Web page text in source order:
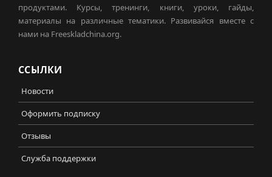
продуктами. Курсы, тренинги, книги, уроки, гайды,
материалы на различные тематики. Развивайся вместе с
нами на Freeskladchina.org.
ССЫЛКИ
Новости
Оформить подписку
Отзывы
Служба поддержки